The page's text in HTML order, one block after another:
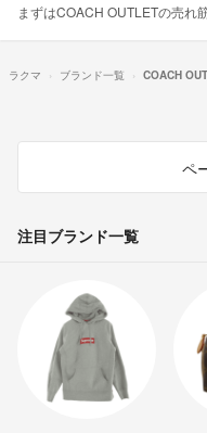
まずはCOACH OUTLETの売れ
ラクマ ブランド一覧 COACH
ペ
注目ブランド一覧